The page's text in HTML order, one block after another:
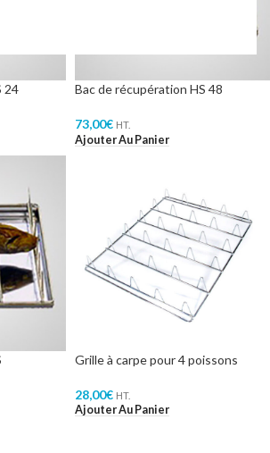
24 Bac de récupération HS 48
73,00€ HT.
Ajouter Au Panier
Grille à carpe pour 4 poissons
28,00€ HT.
Ajouter Au Panier